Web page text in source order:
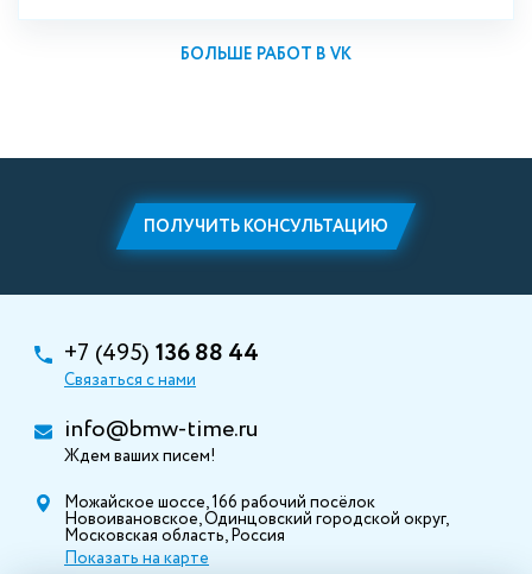
БОЛЬШЕ РАБОТ В VK
ПОЛУЧИТЬ КОНСУЛЬТАЦИЮ
+7 (495) 136 88 44
Связаться с нами
info@bmw-time.ru
Ждем ваших писем!
Можайское шоссе, 166 рабочий посёлок
Новоивановское, Одинцовский городской округ,
Московская область, Россия
Показать на карте